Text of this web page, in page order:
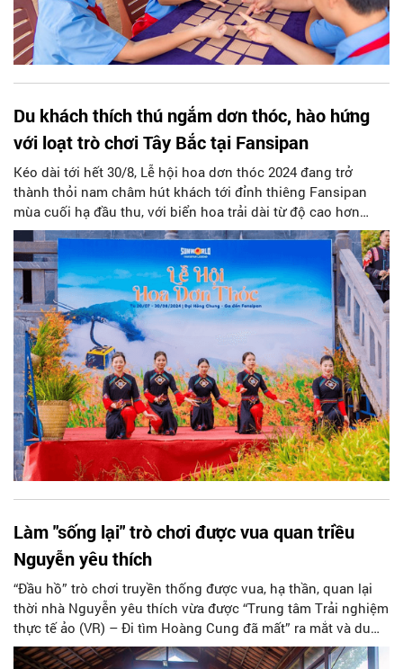
Du khách thích thú ngắm dơn thóc, hào hứng
với loạt trò chơi Tây Bắc tại Fansipan
Kéo dài tới hết 30/8, Lễ hội hoa dơn thóc 2024 đang trở
thành thỏi nam châm hút khách tới đỉnh thiêng Fansipan
mùa cuối hạ đầu thu, với biển hoa trải dài từ độ cao hơn
3000m và hàng loạt hoạt động vui chơi hấp dẫn, đậm sắc
màu Tây Bắc.
Làm "sống lại" trò chơi được vua quan triều
Nguyễn yêu thích
“Đầu hồ” trò chơi truyền thống được vua, hạ thần, quan lại
thời nhà Nguyễn yêu thích vừa được “Trung tâm Trải nghiệm
thực tế ảo (VR) – Đi tìm Hoàng Cung đã mất” ra mắt và du
khách có thể trải nghiệm trong Đại Nội Huế.